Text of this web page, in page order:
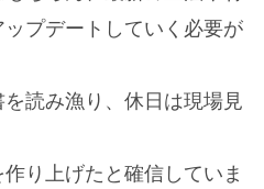
プデートしていく必要が
読み漁り、休日は現場見
り上げたと確信していま